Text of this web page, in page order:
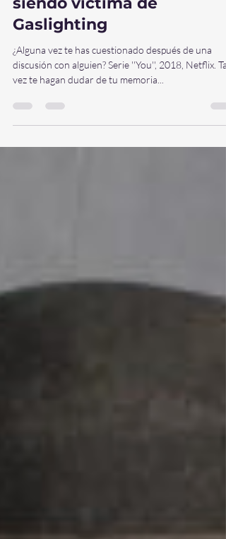
7 Signos de que estás
siendo víctima de
Gaslighting
¿Alguna vez te has cuestionado después de una
vez te hagan dudar de tu memoria...